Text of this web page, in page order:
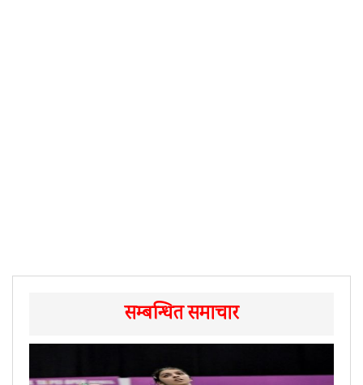
सम्बन्धित समाचार